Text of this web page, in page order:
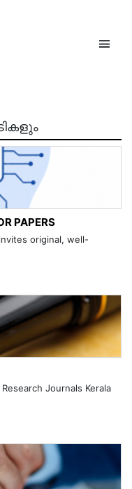
ഓഫ്
PAPERS
original, well-
Journals Kerala